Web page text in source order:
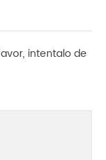
intentalo de